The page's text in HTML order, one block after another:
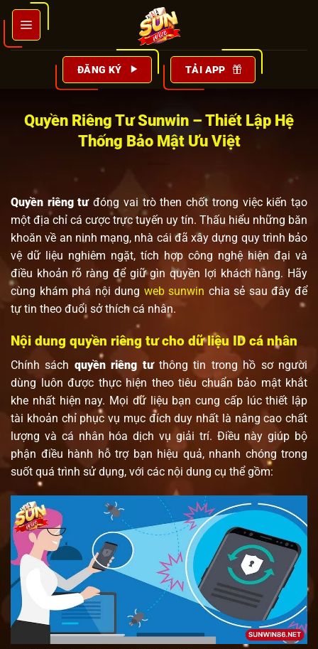
Bỏ
nội
ĐĂNG KÝ TẢI APP
Quyền Riêng Tư Sunwin – Thiết Lập Hệ
Thống Bảo Mật Ưu Việt
Quyền riêng tưđóng vai trò then chốt trong việc kiến tạo
một địa chỉ cá cược trực tuyến uy tín. Thấu hiểu những băn
khoăn về an ninh mạng, nhà cái đã xây dựng quy trình bảo
vệ dữ liệu nghiêm ngặt, tích hợp công nghệ hiện đại và
điều khoản rõ ràng để giữ gìn quyền lợi khách hàng. Hãy
cùng khám phá nội dung web sunwin chia sẻ sau đây để
tự tin theo đuổi sở thích cá nhân.
Nội dung quyền riêng tư cho dữ liệu ID cá nhân
Chính sách quyền riêng tưthông tin trong hồ sơ người
dùng luôn được thực hiện theo tiêu chuẩn bảo mật khắt
khe nhất hiện nay. Mọi dữ liệu bạn cung cấp lúc thiết lập
tài khoản chỉ phục vụ mục đích duy nhất là nâng cao chất
lượng và cá nhân hóa dịch vụ giải trí. Điều này giúp bộ
phận điều hành hỗ trợ bạn hiệu quả, nhanh chóng trong
suốt quá trình sử dụng, với các nội dung cụ thể gồm: